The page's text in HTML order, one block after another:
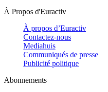
À Propos d'Euractiv
À propos d’Euractiv
Contactez-nous
Mediahuis
Communiqués de presse
Publicité politique
Abonnements